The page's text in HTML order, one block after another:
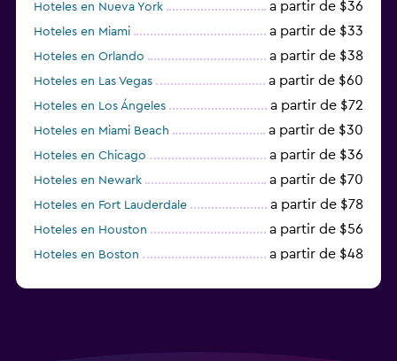
Hoteles en Nueva York a partir de $36
Hoteles en Miami a partir de $33
Hoteles en Orlando a partir de $38
Hoteles en Las Vegas a partir de $60
Hoteles en Los Ángeles a partir de $72
Hoteles en Miami Beach a partir de $30
Hoteles en Chicago a partir de $36
Hoteles en Newark a partir de $70
Hoteles en Fort Lauderdale a partir de $78
Hoteles en Houston a partir de $56
Hoteles en Boston a partir de $48